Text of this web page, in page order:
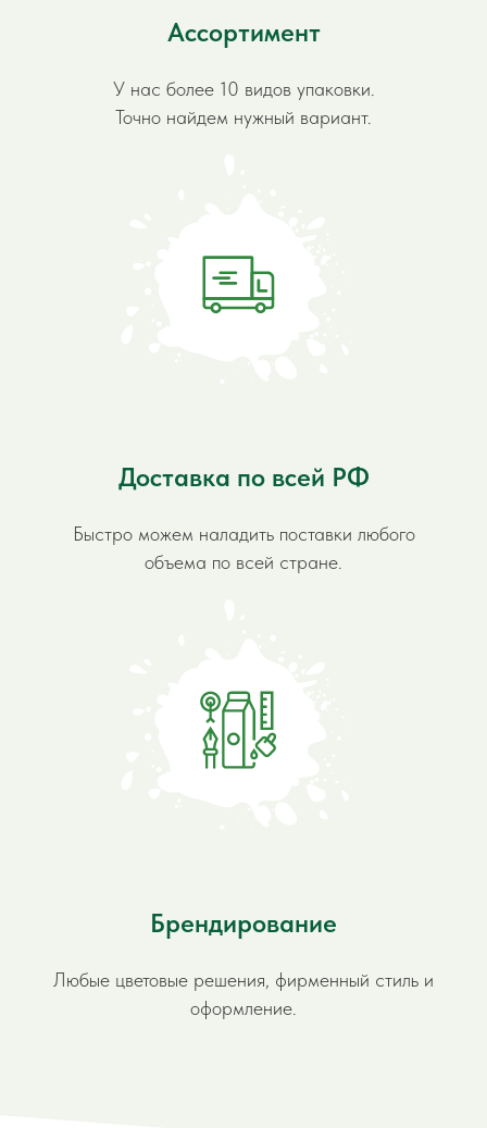
Ассортимент
У нас более 10 видов упаковки.
Точно найдем нужный вариант.
Доставка по всей РФ
Быстро можем наладить поставки любого
объема по всей стране.
Брендирование
Любые цветовые решения, фирменный стиль и
оформление.